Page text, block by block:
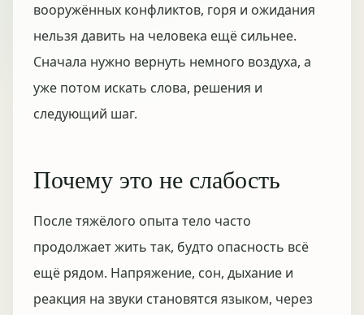
вооружённых конфликтов, горя и ожидания
нельзя давить на человека ещё сильнее.
Сначала нужно вернуть немного воздуха, а
уже потом искать слова, решения и
следующий шаг.
Почему это не слабость
После тяжёлого опыта тело часто
продолжает жить так, будто опасность всё
ещё рядом. Напряжение, сон, дыхание и
реакция на звуки становятся языком, через